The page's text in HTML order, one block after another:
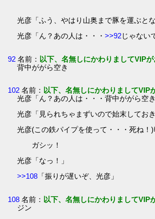
光彦「ふう、やはり山奥まで豚を運ぶと
光彦「ん？あの人は・・・>>92じゃない
92 名前： 以下、名無しにかわりましてVIP
背中ががら空き
102 名前： 以下、名無しにかわりましてVIP
光彦「ん？あの人は・・・背中ががら空
光彦「見られちゃまずいので始末しておき
光彦(この鉄パイプを使って・・・死ね！)
ガシッ！
光彦「なっ！」
>>108 「振りが遅いぞ、光彦」
108 名前： 以下、名無しにかわりましてVIP
ジン